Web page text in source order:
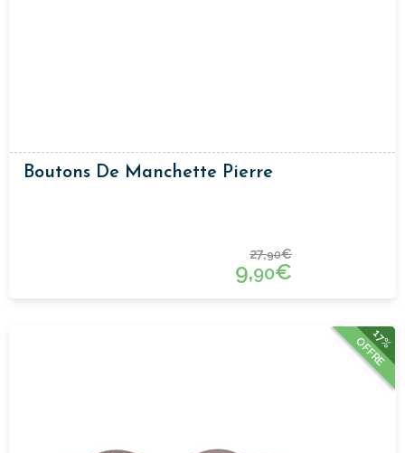
Boutons De Manchette Pierre
27,90€
9,90€
17%
OFFRE